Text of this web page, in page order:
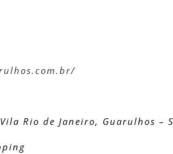
Rio de Janeiro, Guarulhos –